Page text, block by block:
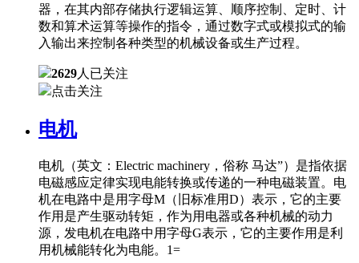
器，在其内部存储执行逻辑运算、顺序控制、定时、计
数和算术运算等操作的指令，通过数字式或模拟式的输
入输出来控制各种类型的机械设备或生产过程。
2629人已关注
点击关注
电机
电机（英文：Electric machinery，俗称 马达”）是指依据
电磁感应定律实现电能转换或传递的一种电磁装置。电
机在电路中是用字母M（旧标准用D）表示，它的主要
作用是产生驱动转矩，作为用电器或各种机械的动力
源，发电机在电路中用字母G表示，它的主要作用是利
用机械能转化为电能。1=